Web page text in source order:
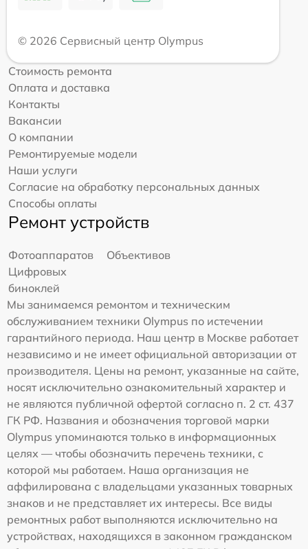
© 2026 Сервисный центр Olympus
Стоимость ремонта
Оплата и доставка
Контакты
Вакансии
О компании
Ремонтируемые модели
Наши услуги
Согласие на обработку персональных данных
Способы оплаты
Ремонт устройств
Фотоаппаратов
Объективов
Цифровых
биноклей
Мы занимаемся ремонтом и техническим
обслуживанием техники Olympus по истечении
гарантийного периода. Наш центр в Москве работает
независимо и не имеет официальной авторизации от
производителя. Цены на ремонт, указанные на сайте,
носят исключительно ознакомительный характер и
не являются публичной офертой согласно п. 2 ст. 437
ГК РФ. Названия и обозначения торговой марки
Olympus упоминаются только в информационных
целях — чтобы обозначить перечень техники, с
которой мы работаем. Наша организация не
аффилирована с владельцами указанных товарных
знаков и не представляет их интересы. Все виды
ремонтных работ выполняются исключительно на
устройствах, находящихся в законном гражданском